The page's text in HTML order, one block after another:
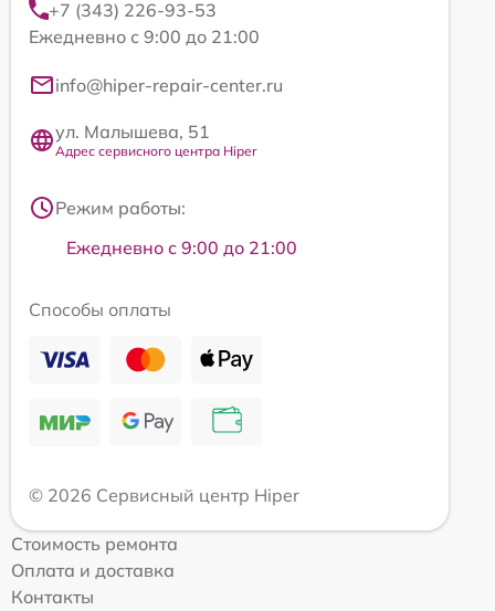
+7 (343) 226-93-53
Ежедневно с 9:00 до 21:00
info@hiper-repair-center.ru
ул. Малышева, 51
Адрес сервисного центра Hiper
Режим работы:
Ежедневно с 9:00 до 21:00
Способы оплаты
© 2026 Сервисный центр Hiper
Стоимость ремонта
Оплата и доставка
Контакты